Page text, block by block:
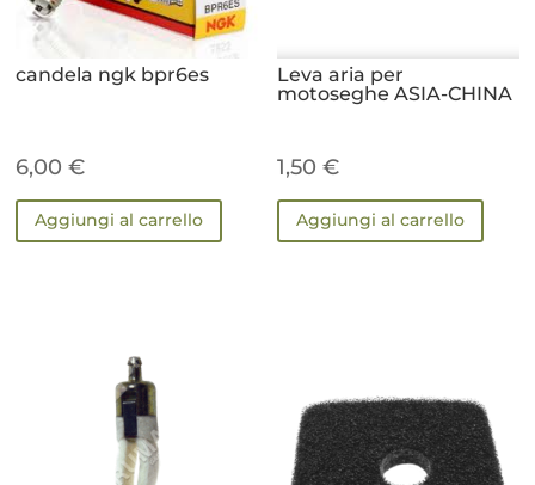
candela ngk bpr6es
6,00€
Aggiungi al carrello
Leva aria per
motoseghe ASIA-CHINA
1,50€
Aggiungi al carrello